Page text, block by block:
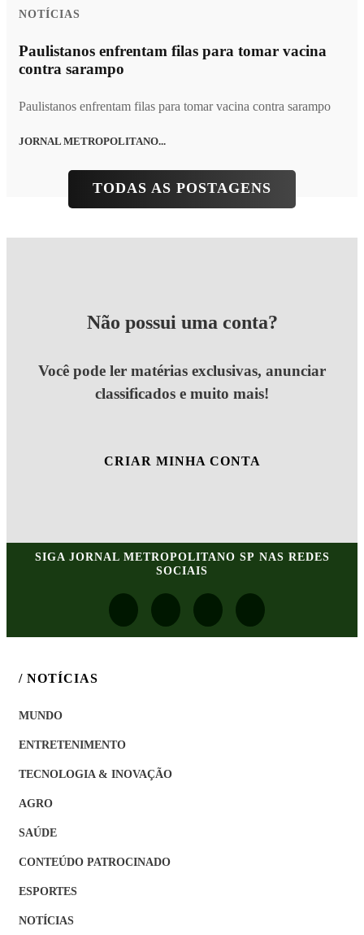
NOTÍCIAS
Paulistanos enfrentam filas para tomar vacina
contra sarampo
Paulistanos enfrentam filas para tomar vacina contra sarampo
JORNAL METROPOLITANO...
TODAS AS POSTAGENS
Não possui uma conta?
Você pode ler matérias exclusivas, anunciar
classificados e muito mais!
CRIAR MINHA CONTA
SIGA JORNAL METROPOLITANO SP NAS REDES
SOCIAIS
/ NOTÍCIAS
MUNDO
ENTRETENIMENTO
TECNOLOGIA & INOVAÇÃO
AGRO
SAÚDE
CONTEÚDO PATROCINADO
ESPORTES
NOTÍCIAS